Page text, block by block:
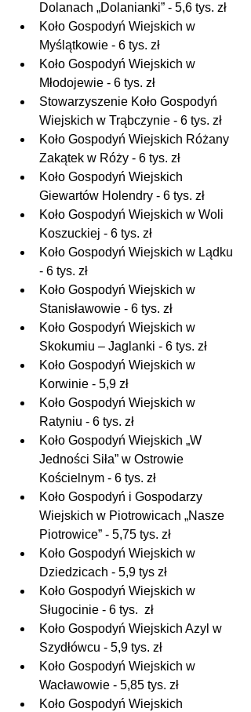
Dolanach „Dolanianki” - 5,6 tys. zł
Koło Gospodyń Wiejskich w
Myślątkowie - 6 tys. zł
Koło Gospodyń Wiejskich w
Młodojewie - 6 tys. zł
Stowarzyszenie Koło Gospodyń
Wiejskich w Trąbczynie - 6 tys. zł
Koło Gospodyń Wiejskich Różany
Zakątek w Róży - 6 tys. zł
Koło Gospodyń Wiejskich
Giewartów Holendry - 6 tys. zł
Koło Gospodyń Wiejskich w Woli
Koszuckiej - 6 tys. zł
Koło Gospodyń Wiejskich w Lądku
- 6 tys. zł
Koło Gospodyń Wiejskich w
Stanisławowie - 6 tys. zł
Koło Gospodyń Wiejskich w
Skokumiu – Jaglanki - 6 tys. zł
Koło Gospodyń Wiejskich w
Korwinie - 5,9 zł
Koło Gospodyń Wiejskich w
Ratyniu - 6 tys. zł
Koło Gospodyń Wiejskich „W
Jedności Siła” w Ostrowie
Kościelnym - 6 tys. zł
Koło Gospodyń i Gospodarzy
Wiejskich w Piotrowicach „Nasze
Piotrowice” - 5,75 tys. zł
Koło Gospodyń Wiejskich w
Dziedzicach - 5,9 tys zł
Koło Gospodyń Wiejskich w
Sługocinie - 6 tys.  zł
Koło Gospodyń Wiejskich Azyl w
Szydłówcu - 5,9 tys. zł
Koło Gospodyń Wiejskich w
Wacławowie - 5,85 tys. zł
Koło Gospodyń Wiejskich